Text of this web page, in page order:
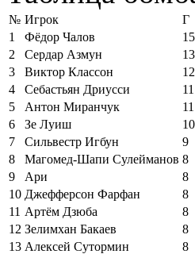
№ Игрок
Г
1
Фёдор Чалов
15
2
Сердар Азмун
13
3
Виктор Классон
12
4
Себастьян Дриусси
11
5
Антон Миранчук
11
6
Зе Луиш
10
7
Сильвестр Игбун
9
8
Магомед-Шапи Сулейманов 8
9
Ари
8
10 Джефферсон Фарфан
8
11 Артём Дзюба
8
12 Зелимхан Бакаев
8
13 Алексей Сутормин
8